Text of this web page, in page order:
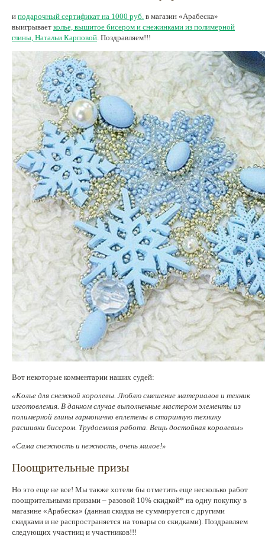
и подарочный сертификат на 1000 руб. в магазин «Арабеска»
выигрывает колье, вышитое бисером и снежинками из полимерной
глины, Натальи Карповой . Поздравляем!!!
Вот некоторые комментарии наших судей:
«Колье для снежной королевы. Люблю смешение материалов и техник
изготовления. В данном случае выполненные мастером элементы из
полимерной глины гармонично вплетены в старинную технику
расшивки бисером. Трудоемкая работа. Вещь достойная королевы»
«Сама снежность и нежность, очень милое!»
Поощрительные призы
Но это еще не все! Мы также хотели бы отметить еще несколько работ
поощрительными призами – разовой 10% скидкой* на одну покупку в
магазине «Арабеска» (данная скидка не суммируется с другими
скидками и не распространяется на товары со скидками). Поздравляем
следующих участниц и участников!!!